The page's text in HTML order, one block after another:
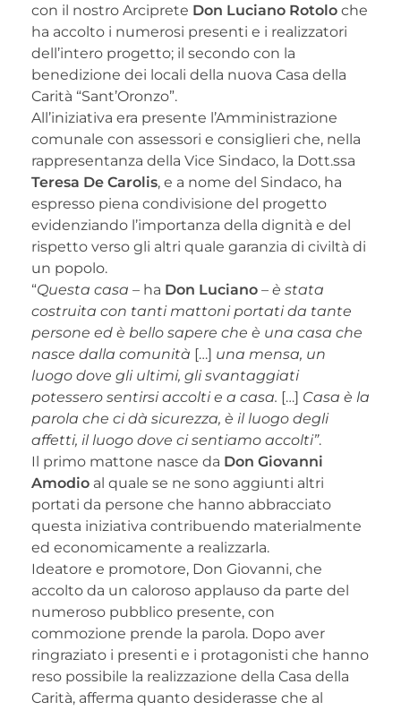
con il nostro Arciprete Don Luciano Rotolo che
ha accolto i numerosi presenti e i realizzatori
dell’intero progetto; il secondo con la
benedizione dei locali della nuova Casa della
Carità “Sant’Oronzo”.
All’iniziativa era presente l’Amministrazione
comunale con assessori e consiglieri che, nella
rappresentanza della Vice Sindaco, la Dott.ssa
Teresa De Carolis, e a nome del Sindaco, ha
espresso piena condivisione del progetto
evidenziando l’importanza della dignità e del
rispetto verso gli altri quale garanzia di civiltà di
un popolo.
“Questa casa – ha Don Luciano – è stata
costruita con tanti mattoni portati da tante
persone ed è bello sapere che è una casa che
nasce dalla comunità […] una mensa, un
luogo dove gli ultimi, gli svantaggiati
potessero sentirsi accolti e a casa. […] Casa è la
parola che ci dà sicurezza, è il luogo degli
affetti, il luogo dove ci sentiamo accolti”.
Il primo mattone nasce da Don Giovanni
Amodio al quale se ne sono aggiunti altri
portati da persone che hanno abbracciato
questa iniziativa contribuendo materialmente
ed economicamente a realizzarla.
Ideatore e promotore, Don Giovanni, che
accolto da un caloroso applauso da parte del
numeroso pubblico presente, con
commozione prende la parola. Dopo aver
ringraziato i presenti e i protagonisti che hanno
reso possibile la realizzazione della Casa della
Carità, afferma quanto desiderasse che al